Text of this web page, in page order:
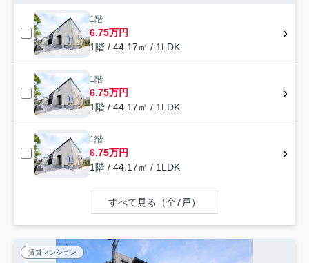
1階
6.75万円
1階 / 44.17㎡ / 1LDK
1階
6.75万円
1階 / 44.17㎡ / 1LDK
1階
6.75万円
1階 / 44.17㎡ / 1LDK
すべて見る（全7戸）
賃貸マンション